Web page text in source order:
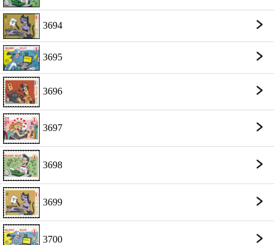
3694
3695
3696
3697
3698
3699
3700